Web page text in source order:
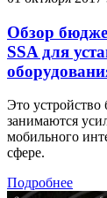
Обзор
SSA для
Это устройство
занимаются
мобильного
сфере.
Подробнее